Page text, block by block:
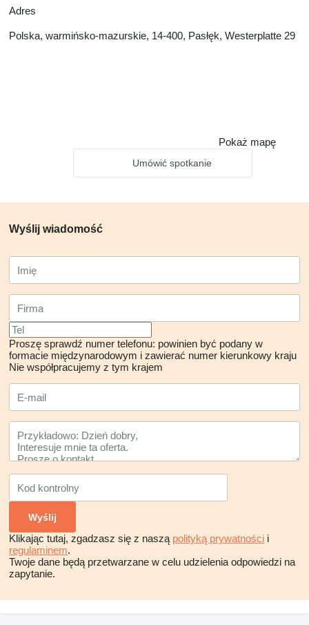
Adres
Polska, warmińsko-mazurskie, 14-400, Pasłęk, Westerplatte 29
Pokaż mapę
Umówić spotkanie
Wyślij wiadomość
Proszę sprawdź numer telefonu: powinien być podany w
formacie międzynarodowym i zawierać numer kierunkowy kraju
Nie współpracujemy z tym krajem
Klikając tutaj, zgadzasz się z naszą polityką prywatności i
regulaminem.
Twoje dane będą przetwarzane w celu udzielenia odpowiedzi na
zapytanie.